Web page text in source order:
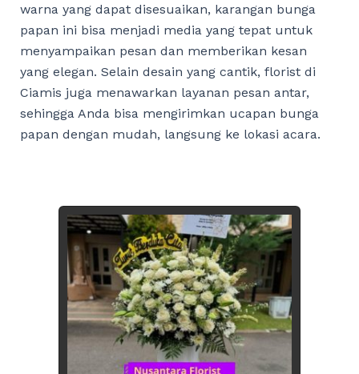
warna yang dapat disesuaikan, karangan bunga
papan ini bisa menjadi media yang tepat untuk
menyampaikan pesan dan memberikan kesan
yang elegan. Selain desain yang cantik, florist di
Ciamis juga menawarkan layanan pesan antar,
sehingga Anda bisa mengirimkan ucapan bunga
papan dengan mudah, langsung ke lokasi acara.